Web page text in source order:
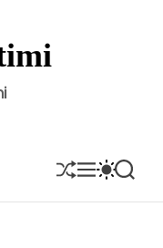
S
H
U
M
E
N
S
W
I
S
E
A